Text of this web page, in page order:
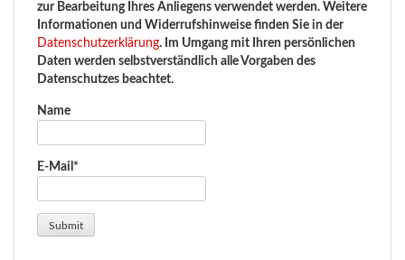
zur Bearbeitung Ihres Anliegens verwendet werden. Weitere
Informationen und Widerrufshinweise finden Sie in der
Datenschutzerklärung. Im Umgang mit Ihren persönlichen
Daten werden selbstverständlich alle Vorgaben des
Datenschutzes beachtet.
Name
E-Mail*